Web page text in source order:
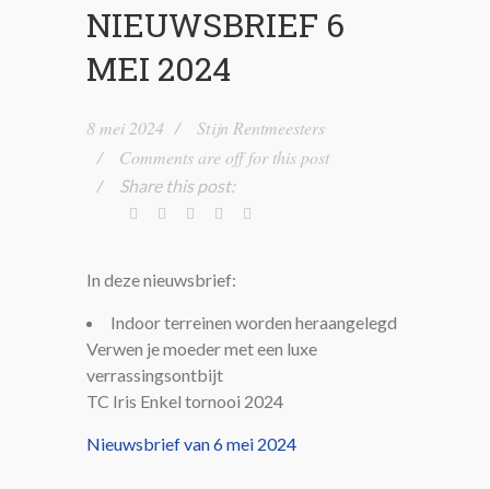
NIEUWSBRIEF 6
MEI 2024
8 mei 2024
Stijn Rentmeesters
Comments are off for this post
Share this post:
In deze nieuwsbrief:
Indoor terreinen worden heraangelegd
Verwen je moeder met een luxe
verrassingsontbijt
TC Iris Enkel tornooi 2024
Nieuwsbrief van 6 mei 2024